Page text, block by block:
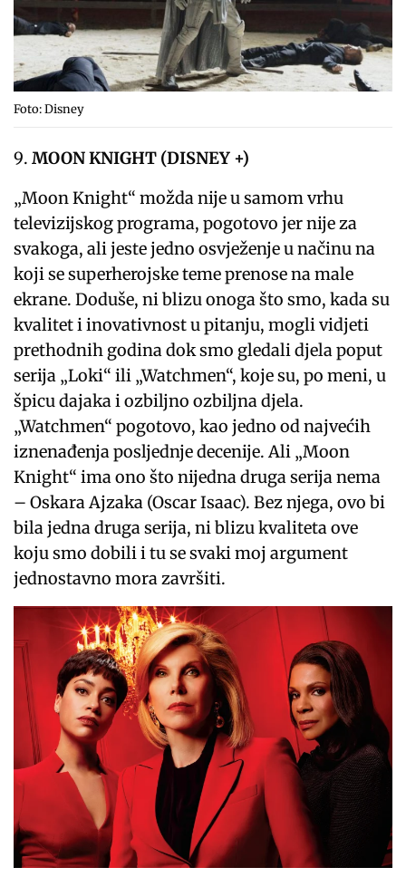
Foto: Disney
MOON KNIGHT (DISNEY +)
„Moon Knight“ možda nije u samom vrhu
televizijskog programa, pogotovo jer nije za
svakoga, ali jeste jedno osvježenje u načinu na
koji se superherojske teme prenose na male
ekrane. Doduše, ni blizu onoga što smo, kada su
kvalitet i inovativnost u pitanju, mogli vidjeti
prethodnih godina dok smo gledali djela poput
serija „Loki“ ili „Watchmen“, koje su, po meni, u
špicu dajaka i ozbiljno ozbiljna djela.
„Watchmen“ pogotovo, kao jedno od najvećih
iznenađenja posljednje decenije. Ali „Moon
Knight“ ima ono što nijedna druga serija nema
– Oskara Ajzaka (Oscar Isaac). Bez njega, ovo bi
bila jedna druga serija, ni blizu kvaliteta ove
koju smo dobili i tu se svaki moj argument
jednostavno mora završiti.